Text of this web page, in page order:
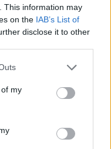
This information may
on the IAB’s List of
disclose it to other
one or more Google
You may click to
its third-party tags to
in below Google
my